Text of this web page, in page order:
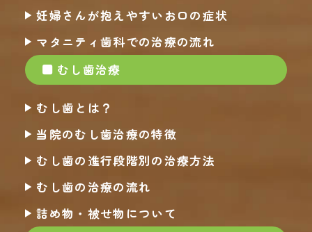
妊婦さんが抱えやすいお口の症状
マタニティ歯科での治療の流れ
むし歯治療
むし歯とは？
当院のむし歯治療の特徴
むし歯の進行段階別の治療方法
むし歯の治療の流れ
詰め物・被せ物について